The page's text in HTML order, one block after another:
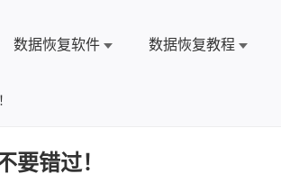
数据恢复软件 数据恢复教程
要错过！